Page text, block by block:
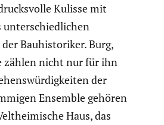
Kulisse mit
unter­schied­li­chen
Bauhis­to­riker. Burg,
zählen nicht nur für ihn
der
Ensemble gehören
Haus, das